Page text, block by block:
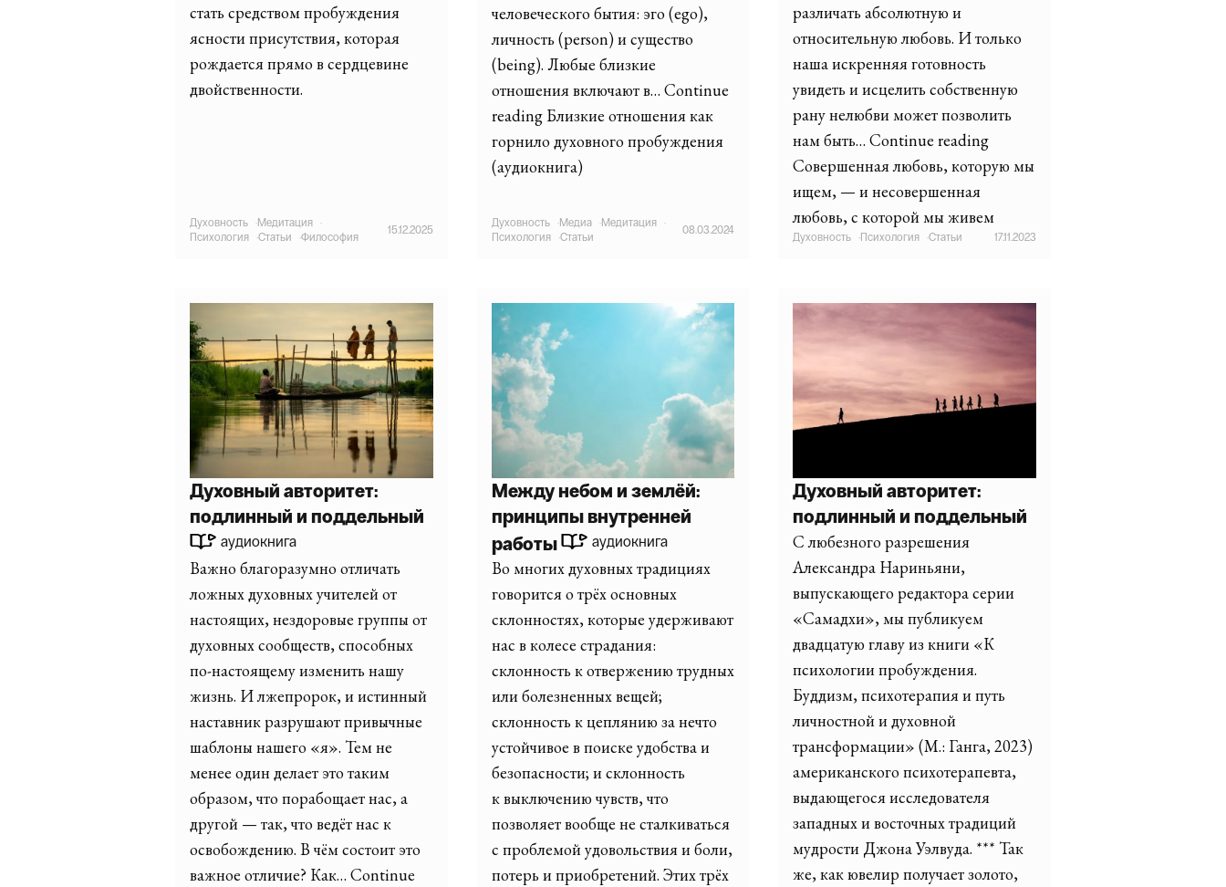
стать средством пробуждения
ясности присутствия, которая
рождается прямо в сердцевине
двойственности.
Духовность ·Медитация ·
Психология ·Статьи ·Философия
15.12.2025
человеческого бытия: эго (ego),
личность (person) и существо
(being). Любые близкие
отношения включают в… Continue
reading Близкие отношения как
горнило духовного пробуждения
(аудиокнига)
Духовность ·Медиа ·Медитация ·
Психология ·Статьи
08.03.2024
различать абсолютную и
относительную любовь. И только
наша искренняя готовность
увидеть и исцелить собственную
рану нелюбви может позволить
нам быть… Continue reading
Совершенная любовь, которую мы
ищем, — и несовершенная
любовь, с которой мы живем
Духовность ·Психология ·Статьи 17.11.2023
Духовный авторитет:
подлинный и поддельный
аудиокнига
Важно благоразумно отличать
ложных духовных учителей от
настоящих, нездоровые группы от
духовных сообществ, способных
по-настоящему изменить нашу
жизнь. И лжепророк, и истинный
наставник разрушают привычные
шаблоны нашего «я». Тем не
менее один делает это таким
образом, что порабощает нас, а
другой — так, что ведёт нас к
освобождению. В чём состоит это
важное отличие? Как… Continue
Между небом и землёй:
принципы внутренней
работы
аудиокнига
Во многих духовных традициях
говорится о трёх основных
склонностях, которые удерживают
нас в колесе страдания:
склонность к отвержению трудных
или болезненных вещей;
склонность к цеплянию за нечто
устойчивое в поиске удобства и
безопасности; и склонность
к выключению чувств, что
позволяет вообще не сталкиваться
с проблемой удовольствия и боли,
потерь и приобретений. Этих трёх
Духовный авторитет:
подлинный и поддельный
С любезного разрешения
Александра Нариньяни,
выпускающего редактора серии
«Самадхи», мы публикуем
двадцатую главу из книги «К
психологии пробуждения.
Буддизм, психотерапия и путь
личностной и духовной
трансформации» (М.: Ганга, 2023)
американского психотерапевта,
выдающегося исследователя
западных и восточных традиций
мудрости Джона Уэлвуда. *** Так
же, как ювелир получает золото,